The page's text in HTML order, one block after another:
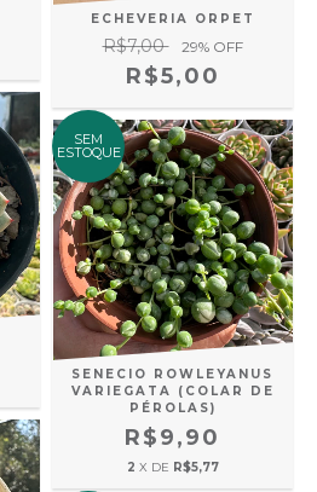
ECHEVERIA ORPET
R$7,00 29% OFF
R$5,00
SEM
ESTOQUE
SENECIO ROWLEYANUS
VARIEGATA (COLAR DE
PÉROLAS)
R$9,90
2 X DE R$5,77